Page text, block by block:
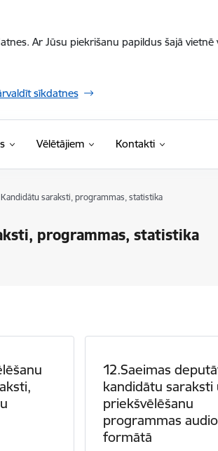
Ar Jūsu piekrišanu papildus šajā
sīkdatnes
Vēlētājiem Kontakti
Kandidātu saraksti, programmas, statistika
programmas, statistika
12.Saeimas
kandidātu saraksti
priekšvēlēšanu
programmas audio
formātā